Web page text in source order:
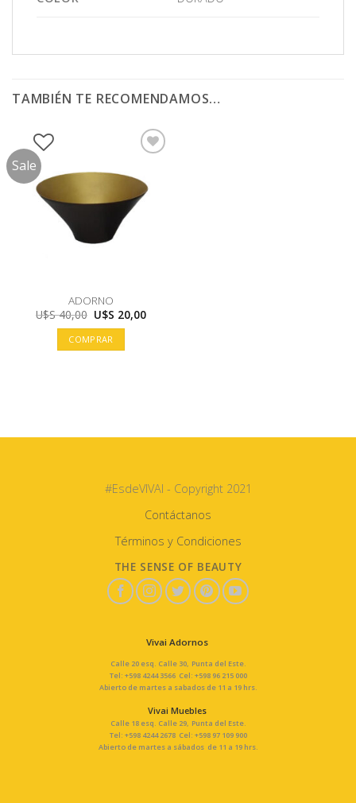
TAMBIÉN TE RECOMENDAMOS…
Sale
ADORNO
U$S40,00 El
precio
original
era:
U$S
U$S 20,00El
COMPRAR
#EsdeVIVAI - Copyright 2021
Contáctanos
Términos y Condiciones
THE SENSE OF BEAUTY
Vivai Adornos
Calle 20 esq. Calle 30, Punta del Este.
Tel: +598 4244 3566 Cel: +598 96 215 000
Abierto de martes a sabados de 11 a 19 hrs.
Vivai Muebles
Calle 18 esq. Calle 29, Punta del Este.
Tel: +598 4244 2678 Cel: +598 97 109 900
Abierto de martes a sábados de 11 a 19 hrs.